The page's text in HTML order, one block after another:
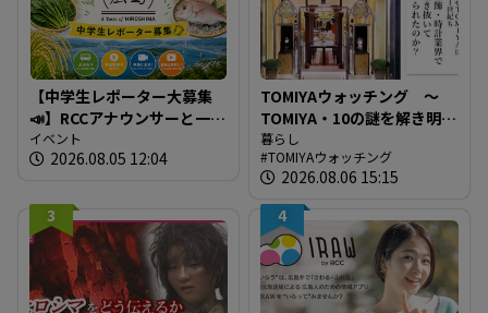
【中学生レポーター大募集
📣】RCCアナウンサーと一緒
に「広島の食」の現場を取
材しよう！
イベント
2026.08.05 12:04
TOMIYAウォッチング ～
TOMIYA・10の謎を解き明か
す～ 謎03 「なぜTOMIYAは
約1世紀も宝飾・時計業界で
生き抜いてこられたの
か？」
暮らし
TOMIYAウォッチング
2026.08.06 15:15
3
4